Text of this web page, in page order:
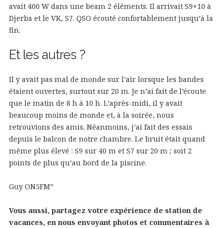
avait 400 W dans une beam 2 éléments. Il arrivait S9+10 à
Djerba et le VK, S7. QSO écouté confortablement jusqu’à la
fin.
Et les autres ?
Il y avait pas mal de monde sur l’air lorsque les bandes
étaient ouvertes, surtout sur 20 m. Je n’ai fait de l’écoute
que le matin de 8 h à 10 h. L’après-midi, il y avait
beaucoup moins de monde et, à la soirée, nous
retrouvions des amis. Néanmoins, j’ai fait des essais
depuis le balcon de notre chambre. Le bruit était quand
même plus élevé : S9 sur 40 m et S7 sur 20 m ; soit 2
points de plus qu’au bord de la piscine.
Guy ON5FM”
Vous aussi, partagez votre expérience de station de
vacances, en nous envoyant photos et commentaires à